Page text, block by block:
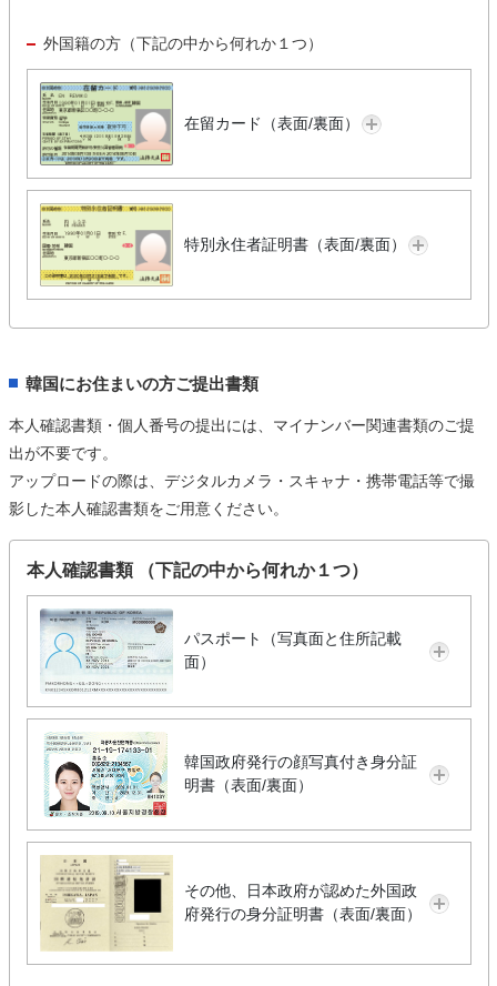
外国籍の方（下記の中から何れか１つ）
在留カード（表面/裏面）
特別永住者証明書（表面/裏面）
韓国にお住まいの方ご提出書類
本人確認書類・個人番号の提出には、マイナンバー関連書類のご提
出が不要です。
アップロードの際は、デジタルカメラ・スキャナ・携帯電話等で撮
影した本人確認書類をご用意ください。
本人確認書類 （下記の中から何れか１つ）
パスポート（写真面と住所記載
面）
韓国政府発行の顔写真付き身分証
明書（表面/裏面）
その他、日本政府が認めた外国政
府発行の身分証明書（表面/裏面）